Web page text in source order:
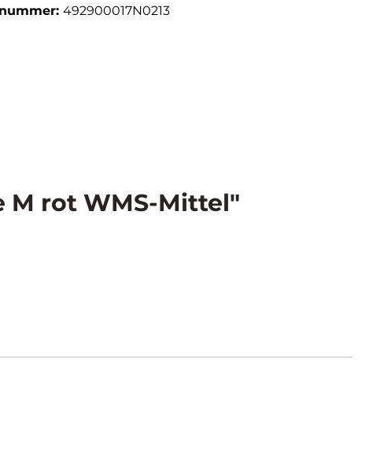
492900017N0213
M rot WMS-Mittel"